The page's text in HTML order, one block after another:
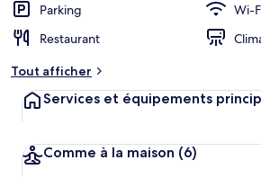
Parking
Wi-
Restaurant
Tout afficher
Services et équipements
Comme à la maison (6)